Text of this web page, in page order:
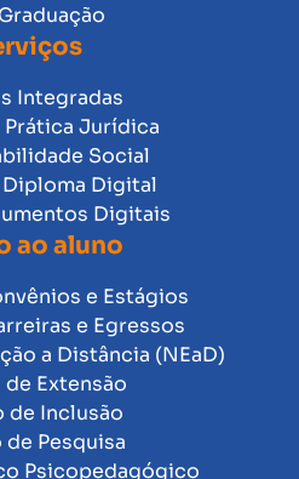
Integradas
Jurídica
Social
Digital
Digitais
ao aluno
e Estágios
e Egressos
a Distância (NEaD)
Extensão
de Inclusão
Pesquisa
Psicopedagógico